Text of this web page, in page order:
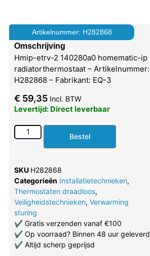
Artikelnummer: H282868
Omschrijving
Hmip-etrv-2 140280a0 homematic-ip
radiatorthermostaat – Artikelnummer:
H282868 – Fabrikant: EQ-3
€ 59,35 Incl. BTW
Levertijd: Direct leverbaar
Bestel
SKU H282868
Categorieën Installatietechnieken,
Thermostaten draadloos,
Veiligheidstechnieken, Verwarming
sturing
✔Gratis verzenden vanaf €100
✔Op voorraad? Binnen 48 uur geleverd
✔Altijd scherp geprijsd